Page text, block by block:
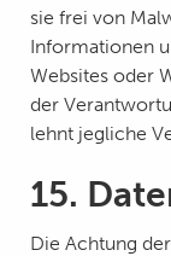
sie frei von
Informationen
Websites oder
der
lehnt jegliche
15.
Die Achtung